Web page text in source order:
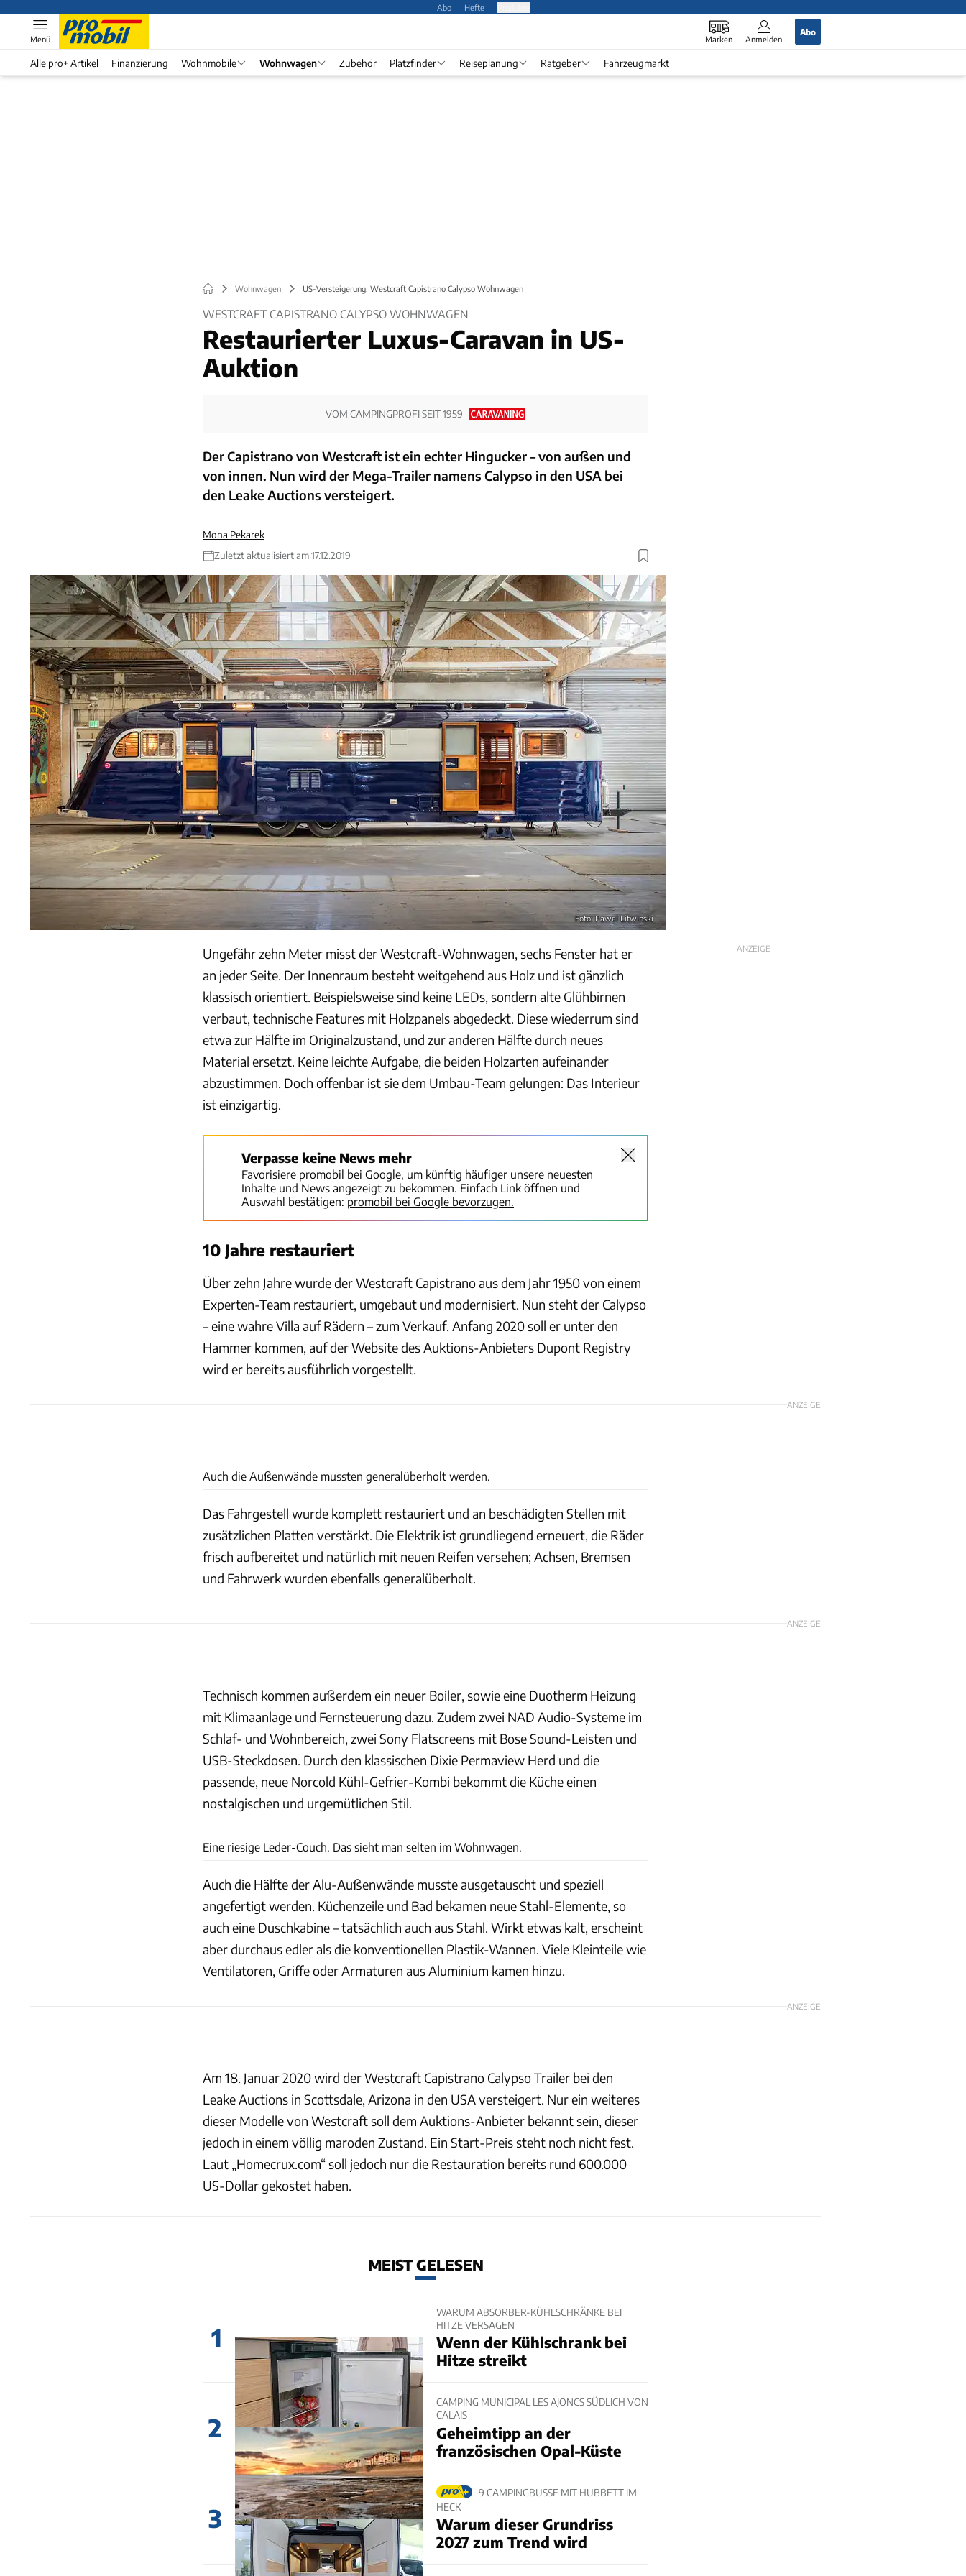
Abo Hefte
Marken Anmelden
Abo
Menü
Alle pro+ Artikel Finanzierung Wohnmobile Wohnwagen Zubehör Platzfinder Reiseplanung Ratgeber Fahrzeugmarkt
Wohnwagen US-Versteigerung: Westcraft Capistrano Calypso Wohnwagen
WESTCRAFT CAPISTRANO CALYPSO WOHNWAGEN
Restaurierter Luxus-Caravan in US-
Auktion
VOM CAMPINGPROFI SEIT 1959
Der Capistrano von Westcraft ist ein echter Hingucker – von außen und
von innen. Nun wird der Mega-Trailer namens Calypso in den USA bei
den Leake Auctions versteigert.
Mona Pekarek
Zuletzt aktualisiert am 17.12.2019
Foto: Pawel Litwinski
ANZEIGE
Ungefähr zehn Meter misst der Westcraft-Wohnwagen, sechs Fenster hat er
an jeder Seite. Der Innenraum besteht weitgehend aus Holz und ist gänzlich
klassisch orientiert. Beispielsweise sind keine LEDs, sondern alte Glühbirnen
verbaut, technische Features mit Holzpanels abgedeckt. Diese wiederrum sind
etwa zur Hälfte im Originalzustand, und zur anderen Hälfte durch neues
Material ersetzt. Keine leichte Aufgabe, die beiden Holzarten aufeinander
abzustimmen. Doch offenbar ist sie dem Umbau-Team gelungen: Das Interieur
ist einzigartig.
Verpasse keine News mehr
Favorisiere promobil bei Google, um künftig häufiger unsere neuesten
Inhalte und News angezeigt zu bekommen. Einfach Link öffnen und
Auswahl bestätigen: promobil bei Google bevorzugen.
10 Jahre restauriert
Über zehn Jahre wurde der Westcraft Capistrano aus dem Jahr 1950 von einem
Experten-Team restauriert, umgebaut und modernisiert. Nun steht der Calypso
– eine wahre Villa auf Rädern – zum Verkauf. Anfang 2020 soll er unter den
Hammer kommen, auf der Website des Auktions-Anbieters Dupont Registry
wird er bereits ausführlich vorgestellt.
ANZEIGE
Auch die Außenwände mussten generalüberholt werden.
Das Fahrgestell wurde komplett restauriert und an beschädigten Stellen mit
zusätzlichen Platten verstärkt. Die Elektrik ist grundliegend erneuert, die Räder
frisch aufbereitet und natürlich mit neuen Reifen versehen; Achsen, Bremsen
und Fahrwerk wurden ebenfalls generalüberholt.
ANZEIGE
Technisch kommen außerdem ein neuer Boiler, sowie eine Duotherm Heizung
mit Klimaanlage und Fernsteuerung dazu. Zudem zwei NAD Audio-Systeme im
Schlaf- und Wohnbereich, zwei Sony Flatscreens mit Bose Sound-Leisten und
USB-Steckdosen. Durch den klassischen Dixie Permaview Herd und die
passende, neue Norcold Kühl-Gefrier-Kombi bekommt die Küche einen
nostalgischen und urgemütlichen Stil.
Eine riesige Leder-Couch. Das sieht man selten im Wohnwagen.
Auch die Hälfte der Alu-Außenwände musste ausgetauscht und speziell
angefertigt werden. Küchenzeile und Bad bekamen neue Stahl-Elemente, so
auch eine Duschkabine – tatsächlich auch aus Stahl. Wirkt etwas kalt, erscheint
aber durchaus edler als die konventionellen Plastik-Wannen. Viele Kleinteile wie
Ventilatoren, Griffe oder Armaturen aus Aluminium kamen hinzu.
ANZEIGE
Am 18. Januar 2020 wird der Westcraft Capistrano Calypso Trailer bei den
Leake Auctions in Scottsdale, Arizona in den USA versteigert. Nur ein weiteres
dieser Modelle von Westcraft soll dem Auktions-Anbieter bekannt sein, dieser
jedoch in einem völlig maroden Zustand. Ein Start-Preis steht noch nicht fest.
Laut „Homecrux.com“ soll jedoch nur die Restauration bereits rund 600.000
US-Dollar gekostet haben.
MEIST GELESEN
1
WARUM ABSORBER-KÜHLSCHRÄNKE BEI
HITZE VERSAGEN
Wenn der Kühlschrank bei
Hitze streikt
2
CAMPING MUNICIPAL LES AJONCS SÜDLICH VON
CALAIS
Geheimtipp an der
französischen Opal-Küste
3
9 CAMPINGBUSSE MIT HUBBETT IM
HECK
Warum dieser Grundriss
2027 zum Trend wird